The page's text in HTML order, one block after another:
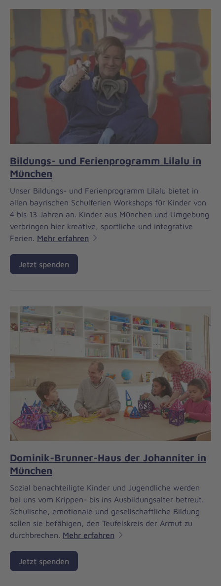
Bildungs- und Ferienprogramm Lilalu in
München
Unser Bildungs- und Ferienprogramm Lilalu bietet in
allen bayrischen Schulferien Workshops für Kinder von
4 bis 13 Jahren an. Kinder aus München und Umgebung
verbringen hier kreative, sportliche und integrative
Ferien. Mehr erfahren
Jetzt spenden
Dominik-Brunner-Haus der Johanniter in
München
Sozial benachteiligte Kinder und Jugendliche werden
bei uns vom Krippen- bis ins Ausbildungsalter betreut.
Schulische, emotionale und gesellschaftliche Bildung
sollen sie befähigen, den Teufelskreis der Armut zu
durchbrechen. Mehr erfahren
Jetzt spenden